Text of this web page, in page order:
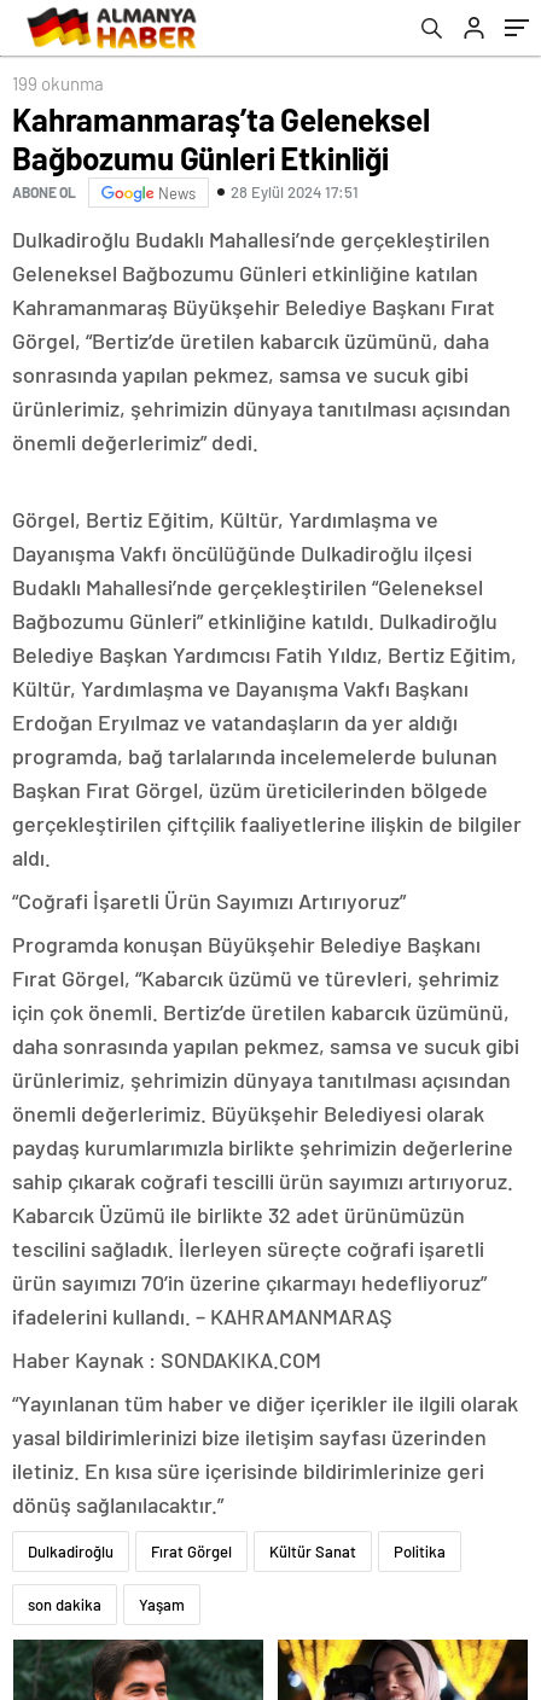
199 okunma
Kahramanmaraş’ta Geleneksel
Bağbozumu Günleri Etkinliği
ABONE OL News 28 Eylül 2024 17:51
Dulkadiroğlu Budaklı Mahallesi’nde gerçekleştirilen
Geleneksel Bağbozumu Günleri etkinliğine katılan
Kahramanmaraş Büyükşehir Belediye Başkanı Fırat
Görgel, “Bertiz’de üretilen kabarcık üzümünü, daha
sonrasında yapılan pekmez, samsa ve sucuk gibi
ürünlerimiz, şehrimizin dünyaya tanıtılması açısından
önemli değerlerimiz” dedi.
Görgel, Bertiz Eğitim, Kültür, Yardımlaşma ve
Dayanışma Vakfı öncülüğünde Dulkadiroğlu ilçesi
Budaklı Mahallesi’nde gerçekleştirilen “Geleneksel
Bağbozumu Günleri” etkinliğine katıldı. Dulkadiroğlu
Belediye Başkan Yardımcısı Fatih Yıldız, Bertiz Eğitim,
Kültür, Yardımlaşma ve Dayanışma Vakfı Başkanı
Erdoğan Eryılmaz ve vatandaşların da yer aldığı
programda, bağ tarlalarında incelemelerde bulunan
Başkan Fırat Görgel, üzüm üreticilerinden bölgede
gerçekleştirilen çiftçilik faaliyetlerine ilişkin de bilgiler
aldı.
“Coğrafi İşaretli Ürün Sayımızı Artırıyoruz”
Programda konuşan Büyükşehir Belediye Başkanı
Fırat Görgel, “Kabarcık üzümü ve türevleri, şehrimiz
için çok önemli. Bertiz’de üretilen kabarcık üzümünü,
daha sonrasında yapılan pekmez, samsa ve sucuk gibi
ürünlerimiz, şehrimizin dünyaya tanıtılması açısından
önemli değerlerimiz. Büyükşehir Belediyesi olarak
paydaş kurumlarımızla birlikte şehrimizin değerlerine
sahip çıkarak coğrafi tescilli ürün sayımızı artırıyoruz.
Kabarcık Üzümü ile birlikte 32 adet ürünümüzün
tescilini sağladık. İlerleyen süreçte coğrafi işaretli
ürün sayımızı 70’in üzerine çıkarmayı hedefliyoruz”
ifadelerini kullandı. – KAHRAMANMARAŞ
Haber Kaynak : SONDAKIKA.COM
“Yayınlanan tüm haber ve diğer içerikler ile ilgili olarak
yasal bildirimlerinizi bize iletişim sayfası üzerinden
iletiniz. En kısa süre içerisinde bildirimlerinize geri
dönüş sağlanılacaktır.”
Dulkadiroğlu Fırat Görgel Kültür Sanat Politika
son dakika Yaşam